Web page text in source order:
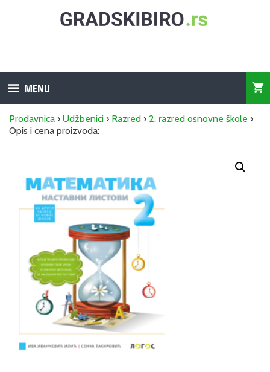
MENU
Prodavnica › Udžbenici › Razred › 2. razred osnovne škole ›
Opis i cena proizvoda: